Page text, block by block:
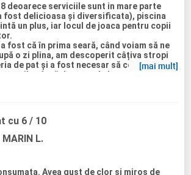
deoarece serviciile sunt in mare parte
fost delicioasa și diversificata), piscina
un plus, iar locul de joaca pentru copii
fost că în prima seară, când voiam să ne
o zi plina, am descoperit câțiva stropi
de pat și a fost necesar să cerem
însă doamna de la recepție nu s
lenjeriei, motiv pentru care ne am
să decalăm ora de somn a
și cum ar fi fost noi și a fost deranjant
ude in locul celor curate. Deci la
nu mă declar mulțumită.
am avut vărsături, dar fiind singura din
asta, nu pot sa fiu sigură că s a datorat
igienei, ori stomacului meu prea
[mai mult]
cu 6 / 10
MARIN L.
Avea gust de clor si miros de